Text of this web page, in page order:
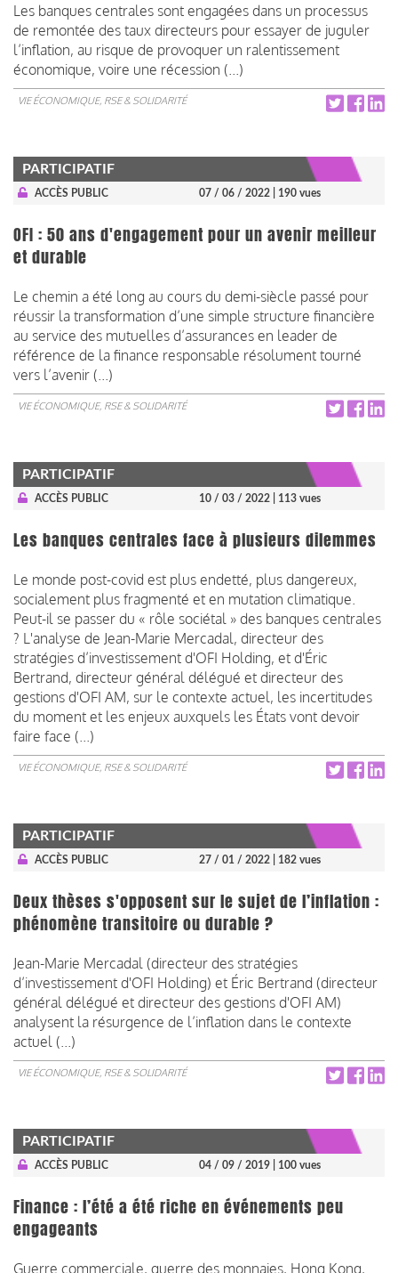
Les banques centrales sont engagées dans un processus
de remontée des taux directeurs pour essayer de juguler
l’inflation, au risque de provoquer un ralentissement
économique, voire une récession (...)
VIE ÉCONOMIQUE, RSE & SOLIDARITÉ
PARTICIPATIF
ACCÈS PUBLIC 07 / 06 / 2022 | 190 vues
OFI : 50 ans d'engagement pour un avenir meilleur
et durable
Le chemin a été long au cours du demi-siècle passé pour
réussir la transformation d’une simple structure financière
au service des mutuelles d’assurances en leader de
référence de la finance responsable résolument tourné
vers l’avenir (...)
VIE ÉCONOMIQUE, RSE & SOLIDARITÉ
PARTICIPATIF
ACCÈS PUBLIC 10 / 03 / 2022 | 113 vues
Les banques centrales face à plusieurs dilemmes
Le monde post-covid est plus endetté, plus dangereux,
socialement plus fragmenté et en mutation climatique.
Peut-il se passer du « rôle sociétal » des banques centrales
? L'analyse de Jean-Marie Mercadal, directeur des
stratégies d’investissement d'OFI Holding, et d'Éric
Bertrand, directeur général délégué et directeur des
gestions d'OFI AM, sur le contexte actuel, les incertitudes
du moment et les enjeux auxquels les États vont devoir
faire face (...)
VIE ÉCONOMIQUE, RSE & SOLIDARITÉ
PARTICIPATIF
ACCÈS PUBLIC 27 / 01 / 2022 | 182 vues
Deux thèses s'opposent sur le sujet de l’inflation :
phénomène transitoire ou durable ?
Jean-Marie Mercadal (directeur des stratégies
d’investissement d'OFI Holding) et Éric Bertrand (directeur
général délégué et directeur des gestions d'OFI AM)
analysent la résurgence de l’inflation dans le contexte
actuel (...)
VIE ÉCONOMIQUE, RSE & SOLIDARITÉ
PARTICIPATIF
ACCÈS PUBLIC 04 / 09 / 2019 | 100 vues
Finance : l’été a été riche en événements peu
engageants
Guerre commerciale, guerre des monnaies, Hong Kong,